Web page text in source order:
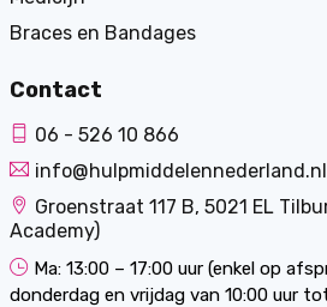
Braces en Bandages
Contact
06 - 526 10 866
info@hulpmiddelennederland.nl
Groenstraat 117 B, 5021 EL
Academy)
Ma: 13:00 – 17:00 uur (enkel op
donderdag en vrijdag van 10:00 uur